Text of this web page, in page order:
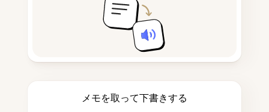
メモを取って下書きする